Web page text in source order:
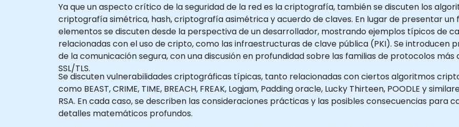
Ya que un aspecto crítico de la seguridad de la red es la criptografía, también se discuten los
criptografía simétrica, hash, criptografía asimétrica y acuerdo de claves. En lugar de presentar
elementos se discuten desde la perspectiva de un desarrollador, mostrando ejemplos típicos de
relacionadas con el uso de cripto, como las infraestructuras de clave pública (PKI). Se introducen
de la comunicación segura, con una discusión en profundidad sobre las familias de protocolos más
SSL/TLS.
Se discuten vulnerabilidades criptográficas típicas, tanto relacionadas con ciertos algoritmos
como BEAST, CRIME, TIME, BREACH, FREAK, Logjam, Padding oracle, Lucky Thirteen, POODLE y
RSA. En cada caso, se describen las consideraciones prácticas y las posibles consecuencias para
detalles matemáticos profundos.